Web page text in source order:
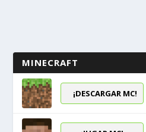
MINECRAFT
¡DESCARGAR MC!